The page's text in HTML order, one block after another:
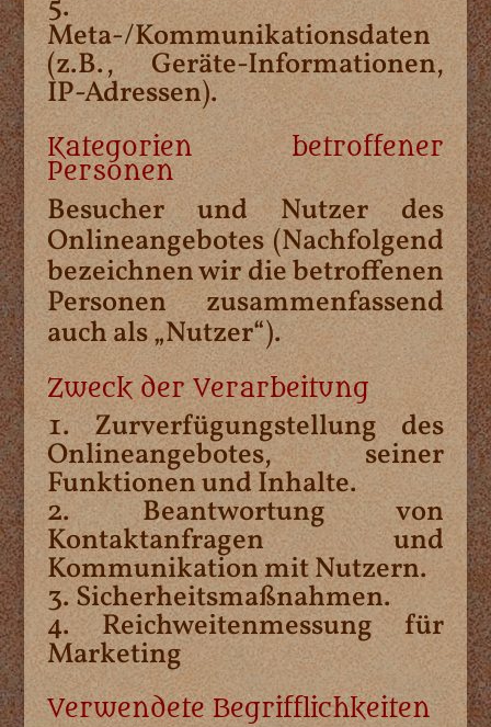
Meta-/Kommunikationsdaten
(z.B., Geräte-Informationen,
IP-Adressen).
Kategorien betroffener
Personen
Besucher und Nutzer des
Onlineangebotes (Nachfolgend
bezeichnen wir die betroffenen
Personen zusammenfassend
auch als „Nutzer“).
Zweck der Verarbeitung
Zurverfügungstellung des
Onlineangebotes, seiner
Funktionen und Inhalte.
Beantwortung von
Kontaktanfragen und
Kommunikation mit Nutzern.
Sicherheitsmaßnahmen.
Reichweitenmessung für
Marketing
Verwendete Begrifflichkeiten